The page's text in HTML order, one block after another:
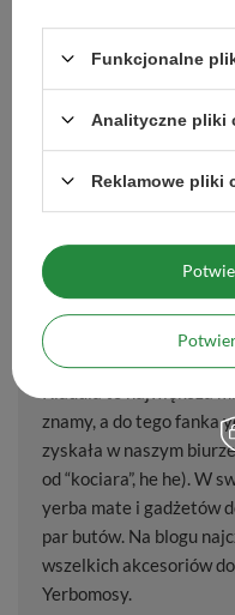
Paragwajskie
to „dziecko”
Margarita – twórcy
Aromatyczne,
yerba mate, herbaty i ziół
obniżonej cenie, aż -40%
Autor:
KLAUDIA
znamy, a do tego fanka
zyskała w naszym
od “kociara”, he he). W
yerba mate i gadżetów
par butów. Na blogu
wszelkich akcesoriów
Yerbomosy.
Funkcjonalne
Analityczne pliki
Reklamowe pliki